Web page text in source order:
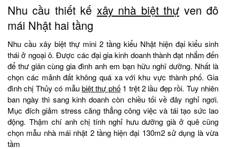
Nhu cầu thiết kế xây nhà biệt thự ven đô
mái Nhật hai tầng
Nhu cầu xây biệt thự mini 2 tầng kiểu Nhật hiện đại kiểu sinh
thái ở ngoại ô. Được các đại gia kinh doanh thành đạt nhắm đến
để thư giãn cùng gia đình anh em bạn hữu nghĩ dưỡng. Nhất là
chọn các mảnh đất không quá xa với khu vực thành phố. Gia
đình chị Thủy có mẫubiệt thự phố1 trệt 2 lầu đẹp rồi. Tuy nhiên
ban ngày thì sang kinh doanh còn chiều tối về đây nghỉ ngơi.
Mục đích giảm stress căng thẳng công việc và tái tạo sức lao
động. Thậm chí anh chị tính nghỉ hưu dưỡng già ở quê cũng
chọn mẫu nhà mái nhật 2 tầng hiện đại 130m2 sử dụng là vừa
tầm